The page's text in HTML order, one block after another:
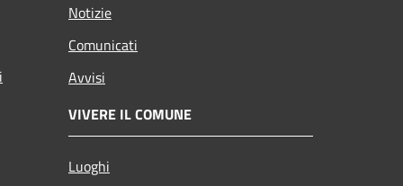
Notizie
Comunicati
Avvisi
VIVERE IL COMUNE
Luoghi